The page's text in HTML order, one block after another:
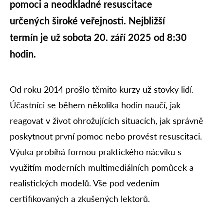
pomoci a neodkladné resuscitace
určených široké veřejnosti. Nejbližší
termín je už sobota 20. září 2025 od 8:30
hodin.
Od roku 2014 prošlo těmito kurzy už stovky lidí.
Účastníci se během několika hodin naučí, jak
reagovat v život ohrožujících situacích, jak správně
poskytnout první pomoc nebo provést resuscitaci.
Výuka probíhá formou praktického nácviku s
využitím moderních multimediálních pomůcek a
realistických modelů. Vše pod vedením
certifikovaných a zkušených lektorů.